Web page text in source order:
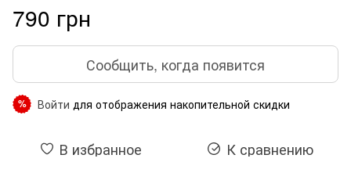
790 грн
Сообщить, когда появится
% Войти для отображения накопительной скидки
В избранное К сравнению